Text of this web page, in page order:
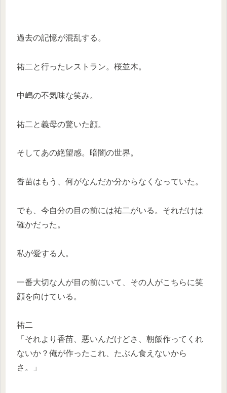
過去の記憶が混乱する。
祐二と行ったレストラン。桜並木。
中嶋の不気味な笑み。
祐二と義母の驚いた顔。
そしてあの絶望感。暗闇の世界。
香苗はもう、何がなんだか分からなくなっていた。
でも、今自分の目の前には祐二がいる。それだけは
確かだった。
私が愛する人。
一番大切な人が目の前にいて、その人がこちらに笑
顔を向けている。
祐二
「それより香苗、悪いんだけどさ、朝飯作ってくれ
ないか？俺が作ったこれ、たぶん食えないから
さ。」